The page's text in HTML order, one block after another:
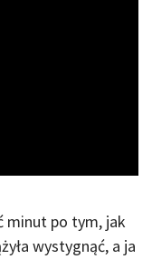
minut po tym, jak
wystygnąć, a ja